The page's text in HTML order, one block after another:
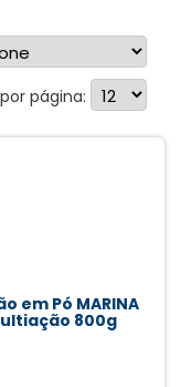
página:
em Pó MARINA
800g